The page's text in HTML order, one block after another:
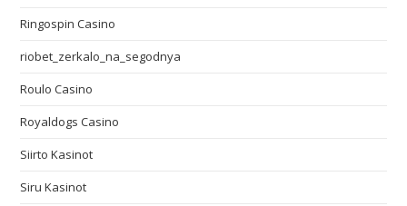
Ringospin Casino
riobet_zerkalo_na_segodnya
Roulo Casino
Royaldogs Casino
Siirto Kasinot
Siru Kasinot